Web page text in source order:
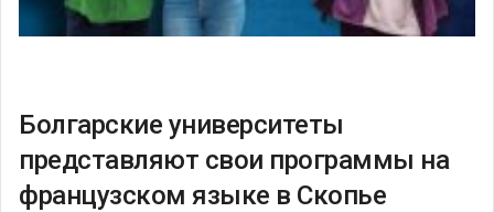
Болгарские университеты
представляют свои программы на
французском языке в Скопье